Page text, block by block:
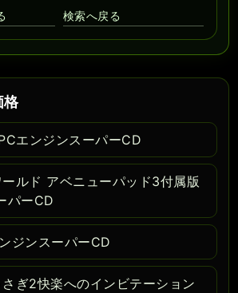
検索へ戻る
格
エンジンスーパーCD
ルド アベニューパッド3付属版
パーCD
ジンスーパーCD
ぎ2快楽へのインビテーション